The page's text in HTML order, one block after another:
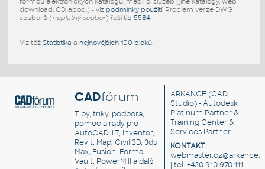
download, CD, apod.) - viz podmínky použití. Problém verze DWG
souborů (neplatný soubor) řešítip 5584.
Viz též Statistika a nejnovějších 100 bloků.
CADfórum
Tipy, triky, podpora,
pomoc a rady pro
AutoCAD, LT, Inventor,
Revit, Map, Civil 3D, 3ds
Max, Fusion, Forma,
Vault, PowerMill a další
ARKANCE (CAD
Studio) - Autodesk
Platinum Partner &
Training Center &
Services Partner
KONTAKT:
| tel. +420 910 970 111